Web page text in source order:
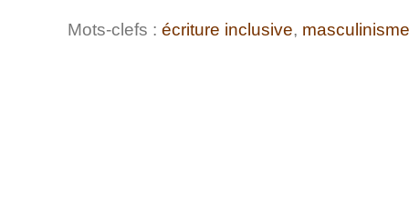
Mots-clefs : écriture inclusive, masculinisme